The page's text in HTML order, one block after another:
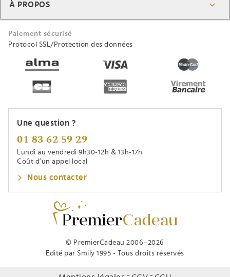
© PremierCadeau 2006–2026
Edité par Smily 1995 - Tous droits réservés
À PROPOS
Paiement sécurisé
Protocol SSL/Protection des données
Une question ?
01 83 62 59 29
Lundi au vendredi 9h30-12h & 13h-17h
Coût d’un appel local
Nous contacter